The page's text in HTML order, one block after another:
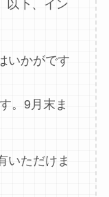
以下、イン
いかがです
。9月末ま
いただけま